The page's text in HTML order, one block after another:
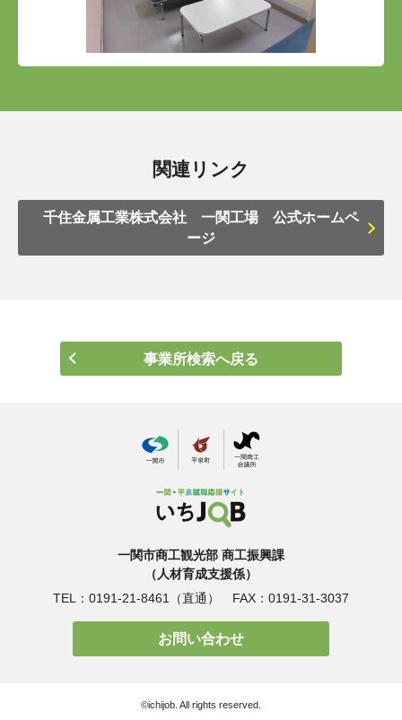
関連リンク
千住金属工業株式会社 一関工場 公式ホームペ
ージ
事業所検索へ戻る
一関市商工観光部 商工振興課
（人材育成支援係）
TEL：0191-21-8461（直通）
FAX：0191-31-3037
お問い合わせ
©︎ichijob. All rights reserved.